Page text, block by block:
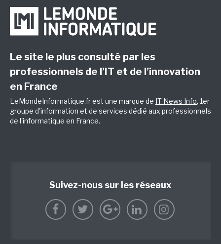
Le site le plus consulté par les
professionnels de l’IT et de l’innovation
en France
LeMondeInformatique.fr est une marque de IT News Info, 1er
groupe d'information et de services dédié aux professionnels
de l'informatique en France.
Suivez-nous sur les réseaux